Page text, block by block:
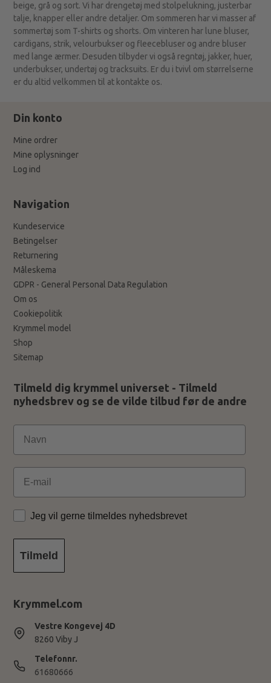
beige, grå og sort. Vi har drengetøj med stolpelukning, justerbar
talje, knapper eller andre detaljer. Om sommeren har vi masser af
sommertøj som T-shirts og shorts. Om vinteren har lune bluser,
cardigans, strik, velourbukser og fleecebluser og andre bluser
med lange ærmer. Desuden tilbyder vi også regntøj, jakker, huer,
underbukser, undertøj og tracksuits. Er du i tvivl om størrelserne
er du altid velkommen til at kontakte os.
Din konto
Mine ordrer
Mine oplysninger
Log ind
Navigation
Kundeservice
Betingelser
Returnering
Måleskema
GDPR - General Personal Data Regulation
Om os
Cookiepolitik
Krymmel model
Shop
Sitemap
Tilmeld dig krymmel universet - Tilmeld
nyhedsbrev og se de vilde tilbud før de andre
Email
Jeg vil gerne tilmeldes nyhedsbrevet
Tilmeld
Krymmel.com
Vestre Kongevej 4D
8260 Viby J
Telefonnr.
61680666